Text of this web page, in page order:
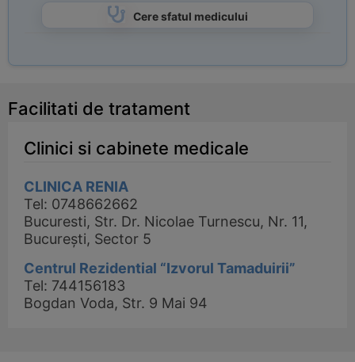
Cere sfatul medicului
Facilitati de tratament
Clinici si cabinete medicale
CLINICA RENIA
Tel: 0748662662
Bucuresti, Str. Dr. Nicolae Turnescu, Nr. 11,
București, Sector 5
Centrul Rezidential “Izvorul Tamaduirii”
Tel: 744156183
Bogdan Voda, Str. 9 Mai 94